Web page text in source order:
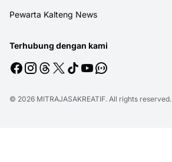
Pewarta Kalteng News
Terhubung dengan kami
© 2026 MITRAJASAKREATIF. All rights reserved.